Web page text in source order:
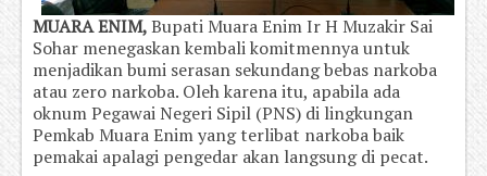
MUARA ENIM,Bupati Muara Enim Ir H Muzakir Sai
Sohar menegaskan kembali komitmennya untuk
menjadikan bumi serasan sekundang bebas narkoba
atau zero narkoba. Oleh karena itu, apabila ada
oknum Pegawai Negeri Sipil (PNS) di lingkungan
Pemkab Muara Enim yang terlibat narkoba baik
pemakai apalagi pengedar akan langsung di pecat.